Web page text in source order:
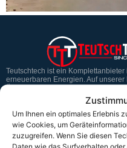
Um Ihnen ein optimales Erlebnis
wie Cookies, um
zuzugreifen. Wenn Sie diesen
Daten wie das Surfverhalten
Teutschtech ist ein
erneuerbaren Energien. Auf
Service & Hilfe